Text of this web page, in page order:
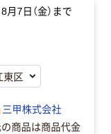
月7日（金）まで
三甲株式会社
商品は商品代金